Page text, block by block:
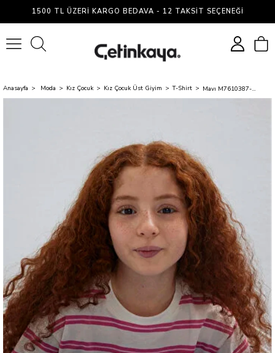
1500 TL ÜZERI KARGO BEDAVA - 12 TAKSIT SEÇENEĞI
Anasayfa Moda Kız Çocuk Kız Çocuk Üst Giyim T-Shirt Mavı M7610387-91358 Grı Kız Cocuk Oversıze Mavı Logo Baskılı Cızgılı Crop T-Shırt